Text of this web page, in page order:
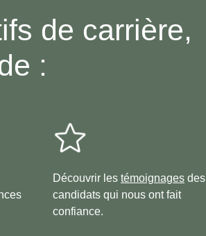
de carrière,
:
Découvrir les témoignages des
candidats qui nous ont fait
confiance.